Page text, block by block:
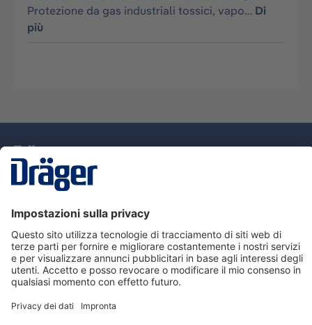
Protezione da gas industriali tossici, vapo… Di
più
Assistenza
Informazioni su Dräger
Informazioni